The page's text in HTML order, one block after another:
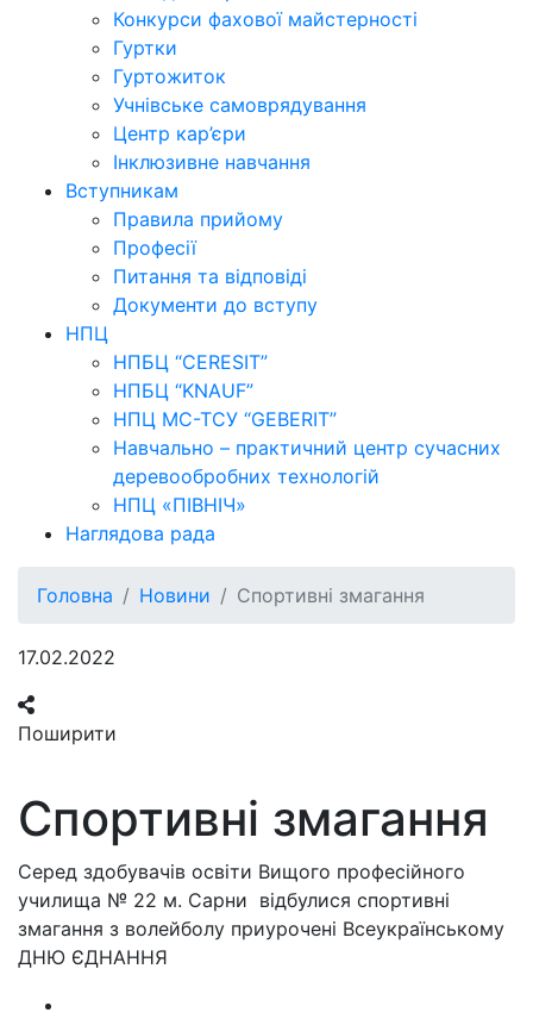
Конкурси фахової майстерності
Гуртки
Гуртожиток
Учнівське самоврядування
Центр кар’єри
Інклюзивне навчання
Вступникам
Правила прийому
Професії
Питання та відповіді
Документи до вступу
НПЦ
НПБЦ “CERESIT”
НПБЦ “KNAUF”
НПЦ МС-ТСУ “GEBERIT”
Навчально – практичний центр сучасних
деревообробних технологій
НПЦ «ПІВНІЧ»
Наглядова рада
Головна Новини Спортивні змагання
17.02.2022
Поширити
Спортивні змагання
Серед здобувачів освіти Вищого професійного
училища № 22 м. Сарни відбулися спортивні
змагання з волейболу приурочені Всеукраїнському
ДНЮ ЄДНАННЯ